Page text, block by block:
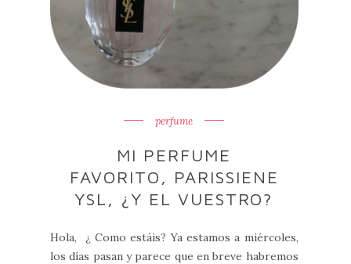
perfume
MI PERFUME
FAVORITO, PARISSIENE
YSL, ¿Y EL VUESTRO?
Hola, ¿ Como estáis? Ya estamos a miércoles,
los días pasan y parece que en breve habremos